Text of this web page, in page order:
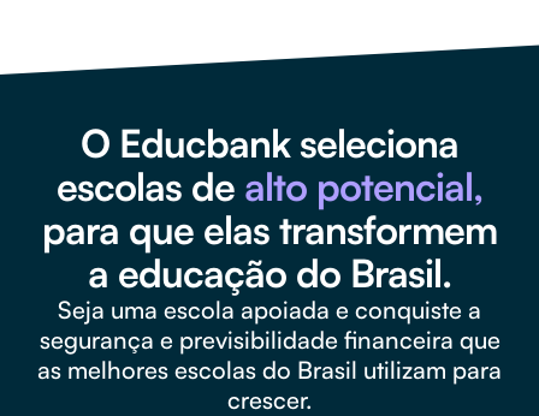
O Educbank seleciona
escolas de alto potencial,
para que elas transformem
a educação do Brasil.
Seja uma escola apoiada e conquiste a
segurança e previsibilidade financeira que
as melhores escolas do Brasil utilizam para
crescer.